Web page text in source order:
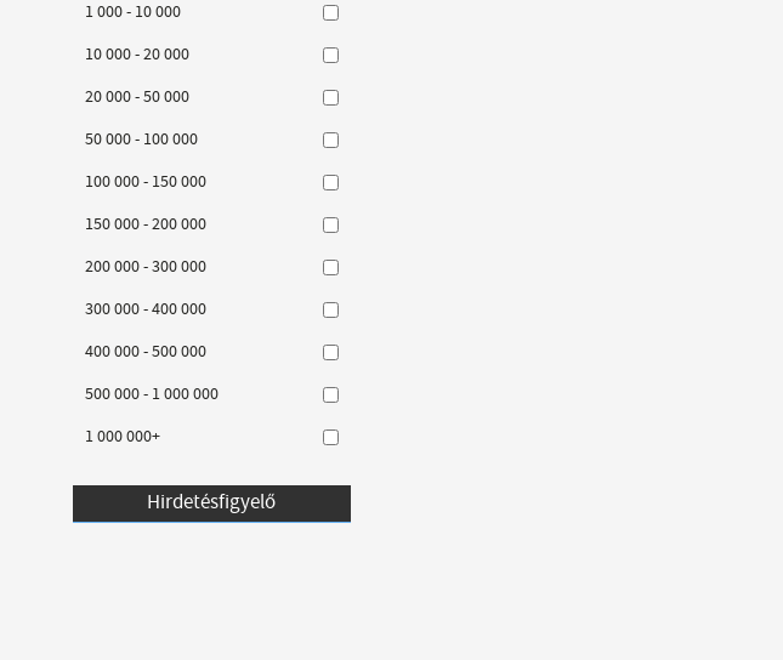
1 000 - 10 000
10 000 - 20 000
20 000 - 50 000
50 000 - 100 000
100 000 - 150 000
150 000 - 200 000
200 000 - 300 000
300 000 - 400 000
400 000 - 500 000
500 000 - 1 000 000
1 000 000+
Hirdetésfigyelő